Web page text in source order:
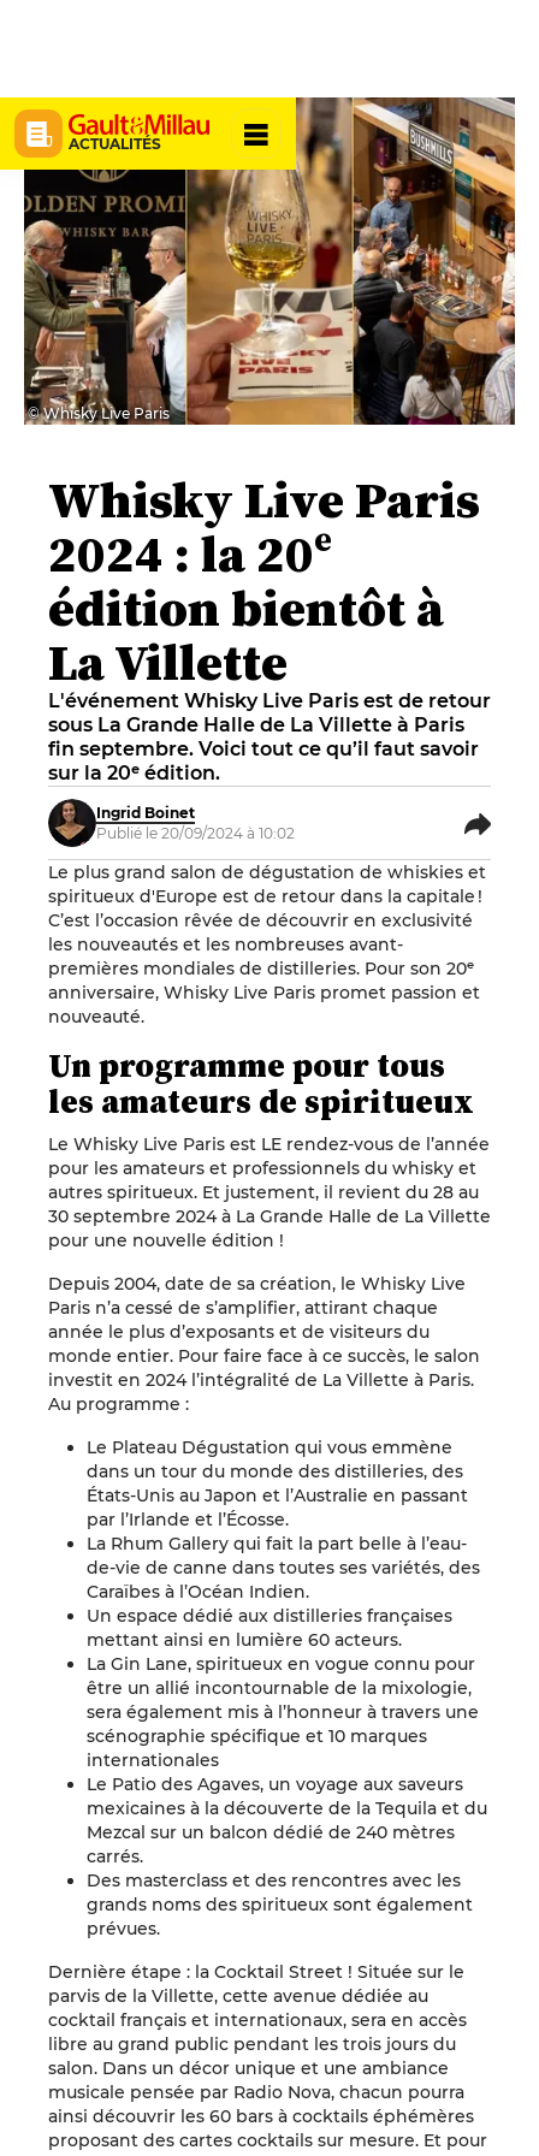
ACTUALITÉS
© Whisky Live Paris
Whisky Live Paris
2024 : la 20ᵉ
édition bientôt à
La Villette
L'événement Whisky Live Paris est de retour
sous La Grande Halle de La Villette à Paris
fin septembre. Voici tout ce qu’il faut savoir
sur la 20ᵉ édition.
Ingrid Boinet
Publié le 20/09/2024 à 10:02
Le plus grand salon de dégustation de whiskies et
spiritueux d'Europe est de retour dans la capitale !
C’est l’occasion rêvée de découvrir en exclusivité
les nouveautés et les nombreuses avant-
premières mondiales de distilleries. Pour son 20ᵉ
anniversaire, Whisky Live Paris promet passion et
nouveauté.
Un programme pour tous
les amateurs de spiritueux
Le Whisky Live Paris est LE rendez-vous de l’année
pour les amateurs et professionnels du whisky et
autres spiritueux. Et justement, il revient du 28 au
30 septembre 2024 à La Grande Halle de La Villette
pour une nouvelle édition !
Depuis 2004, date de sa création, le Whisky Live
Paris n’a cessé de s’amplifier, attirant chaque
année le plus d’exposants et de visiteurs du
monde entier. Pour faire face à ce succès, le salon
investit en 2024 l’intégralité de La Villette à Paris.
Au programme :
Le Plateau Dégustation qui vous emmène
dans un tour du monde des distilleries, des
États-Unis au Japon et l’Australie en passant
par l’Irlande et l’Écosse.
La Rhum Gallery qui fait la part belle à l’eau-
de-vie de canne dans toutes ses variétés, des
Caraïbes à l’Océan Indien.
Un espace dédié aux distilleries françaises
mettant ainsi en lumière 60 acteurs.
La Gin Lane, spiritueux en vogue connu pour
être un allié incontournable de la mixologie,
sera également mis à l’honneur à travers une
scénographie spécifique et 10 marques
internationales
Le Patio des Agaves, un voyage aux saveurs
mexicaines à la découverte de la Tequila et du
Mezcal sur un balcon dédié de 240 mètres
carrés.
Des masterclass et des rencontres avec les
grands noms des spiritueux sont également
prévues.
Dernière étape : la Cocktail Street ! Située sur le
parvis de la Villette, cette avenue dédiée au
cocktail français et internationaux, sera en accès
libre au grand public pendant les trois jours du
salon. Dans un décor unique et une ambiance
musicale pensée par Radio Nova, chacun pourra
ainsi découvrir les 60 bars à cocktails éphémères
proposant des cartes cocktails sur mesure. Et pour